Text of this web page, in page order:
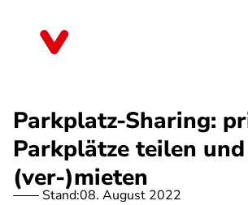
Parkplatz-Sharing:
Parkplätze teilen und
(ver-)mieten
Stand:08. August 2022